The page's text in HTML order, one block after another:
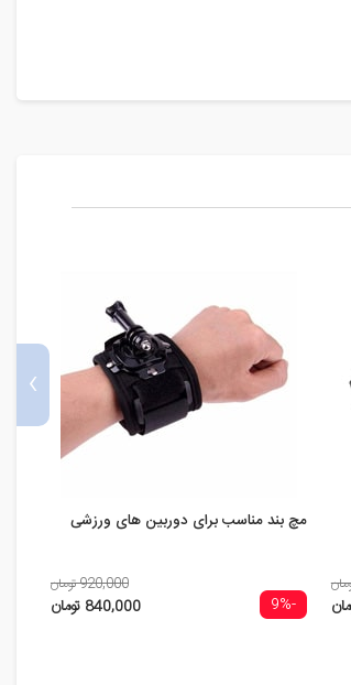
مچ بند مناسب برای دوربین های ورزشی
-9%
920,000 تومان
840,000 تومان
›